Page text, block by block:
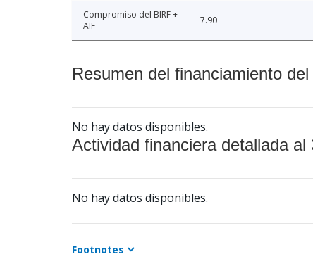
Compromiso del BIRF +
AIF
7.90
Resumen del financiamiento
No hay datos disponibles.
Actividad financiera detallada al
No hay datos disponibles.
Footnotes